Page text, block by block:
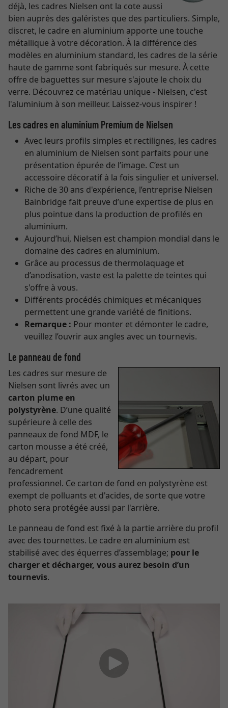
déjà, les cadres Nielsen ont la cote aussi
bien auprès des galéristes que des particuliers. Simple,
discret, le cadre en aluminium apporte une touche
métallique à votre décoration. À la différence des
modèles en aluminium standard, les cadres de la série
haute de gamme sont fabriqués sur mesure. À cette
offre de baguettes sur mesure s'ajoute le choix du
verre. Découvrez ce matériau unique - Nielsen, c'est
l'aluminium à son meilleur. Laissez-vous inspirer !
Les cadres en aluminium Premium de Nielsen
Avec leurs profils simples et rectilignes, les cadres
en aluminium de Nielsen sont parfaits pour une
présentation épurée de l’image. C’est un
accessoire décoratif à la fois singulier et universel.
Riche de 30 ans d'expérience, l’entreprise Nielsen
Bainbridge fait preuve d’une expertise de plus en
plus pointue dans la production de profilés en
aluminium.
Aujourd’hui, Nielsen est champion mondial dans le
domaine des cadres en aluminium.
Grâce au processus de thermolaquage et
d’anodisation, vaste est la palette de teintes qui
s'offre à vous.
Différents procédés chimiques et mécaniques
permettent une grande variété de finitions.
Remarque : Pour monter et démonter le cadre,
veuillez l’ouvrir aux angles avec un tournevis.
Le panneau de fond
Les cadres sur mesure de
Nielsen sont livrés avec un
carton plume en
polystyrène. D’une qualité
supérieure à celle des
panneaux de fond MDF, le
carton mousse a été créé,
au départ, pour
l’encadrement
professionnel. Ce carton de fond en polystyrène est
exempt de polluants et d'acides, de sorte que votre
photo sera protégée aussi par l'arrière.
Le panneau de fond est fixé à la partie arrière du profil
avec des tournettes. Le cadre en aluminium est
stabilisé avec des équerres d’assemblage; pour le
charger et décharger, vous aurez besoin d’un
tournevis.